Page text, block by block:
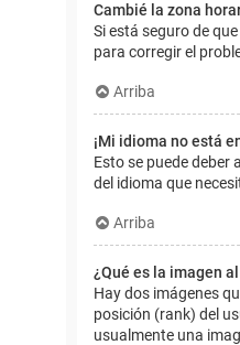
Cambié la zona
Si está seguro de
para corregir el
Arriba
¡Mi idioma no está
Esto se puede
del idioma que
Arriba
¿Qué es la imagen
Hay dos imágenes
posición (rank) del
usualmente una